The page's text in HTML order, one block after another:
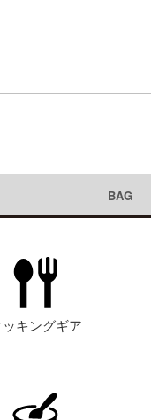
BAG
キングギア